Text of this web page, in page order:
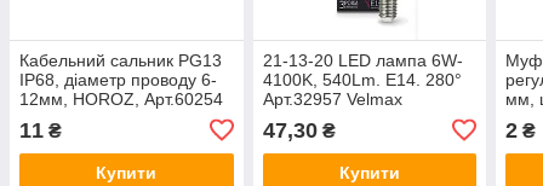
Кабельний сальник PG13
IP68, діаметр проводу 6-
12мм, HOROZ, Арт.60254
11 ₴
Купити
21-13-20 LED лампа 6W-
4100K, 540Lm. Е14. 280°
Арт.32957 Velmax
47,30₴
Купити
мм,
2 ₴